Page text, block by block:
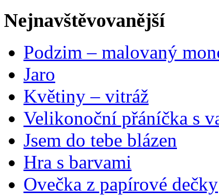
Nejnavštěvovanější
Podzim – malovaný
Jaro
Květiny – vitráž
Velikonoční přáníčka s
Jsem do tebe blázen
Hra s barvami
Ovečka z papírové dečky